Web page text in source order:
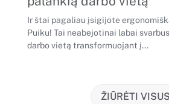
Ir štai pagaliau įsigijote
Puiku! Tai neabejotinai labai
darbo vietą transformuojant į...
ŽIŪRĖTI VISUS